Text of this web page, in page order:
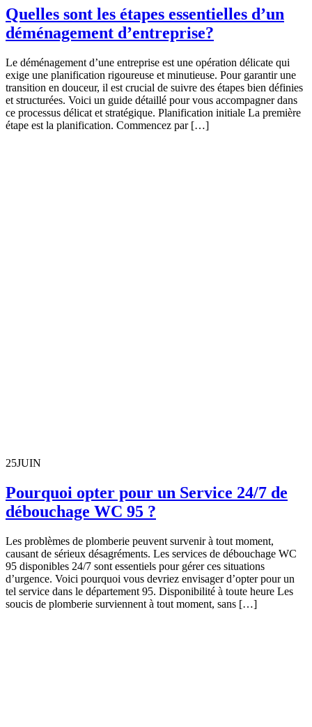
Quelles sont les étapes essentielles d’un
déménagement d’entreprise?
Le déménagement d’une entreprise est une opération délicate qui
exige une planification rigoureuse et minutieuse. Pour garantir une
transition en douceur, il est crucial de suivre des étapes bien définies
et structurées. Voici un guide détaillé pour vous accompagner dans
ce processus délicat et stratégique. Planification initiale La première
étape est la planification. Commencez par […]
25JUIN
Pourquoi opter pour un Service 24/7 de
débouchage WC 95 ?
Les problèmes de plomberie peuvent survenir à tout moment,
causant de sérieux désagréments. Les services de débouchage WC
95 disponibles 24/7 sont essentiels pour gérer ces situations
d’urgence. Voici pourquoi vous devriez envisager d’opter pour un
tel service dans le département 95. Disponibilité à toute heure Les
soucis de plomberie surviennent à tout moment, sans […]